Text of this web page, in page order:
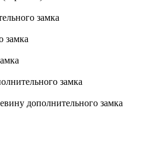
замка
замка
замка
дополнительного замка